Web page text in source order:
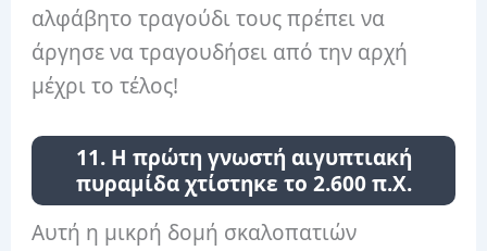
αλφάβητο τραγούδι τους πρέπει να
άργησε να τραγουδήσει από την αρχή
μέχρι το τέλος!
11. Η πρώτη γνωστή αιγυπτιακή
πυραμίδα χτίστηκε το 2.600 π.Χ.
Αυτή η μικρή δομή σκαλοπατιών